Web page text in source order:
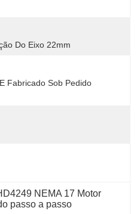
Do Eixo 22mm
Fabricado Sob Pedido
NEMA 17 Motor
passo a passo